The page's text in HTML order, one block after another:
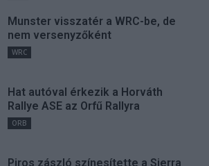
Munster visszatér a WRC-be, de
nem versenyzőként
WRC
Hat autóval érkezik a Horváth
Rallye ASE az Orfű Rallyra
ORB
Piros zászló színesítette a Sierra